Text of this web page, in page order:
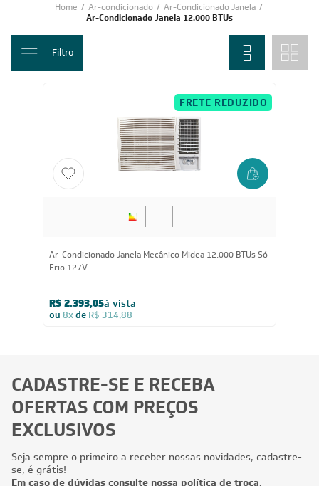
Home / Ar-condicionado / Ar-Condicionado Janela /
Ar-Condicionado Janela 12.000 BTUs
Filtro
FRETE REDUZIDO
Ar-Condicionado Janela Mecânico Midea 12.000 BTUs Só
Frio 127V
R$ 2.393,05à vista
ou 8xde R$ 314,88
CADASTRE-SE E RECEBA
OFERTAS COM PREÇOS
EXCLUSIVOS
Seja sempre o primeiro a receber nossas novidades, cadastre-
se, é grátis!
Em caso de dúvidas consulte nossa política de troca,